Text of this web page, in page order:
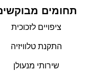
תחומים
ציפויים לזכוכית
התקנת טלוויזיה
שירותי מנעולן